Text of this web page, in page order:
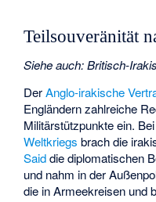
Teilsouveränität
Siehe auch:Britisch-
DerAnglo-irakische
Engländern zahlreiche
Militärstützpunkte ein.
Weltkriegs brach die
Saiddie diplomatischen
und nahm in der
die in Armeekreisen und